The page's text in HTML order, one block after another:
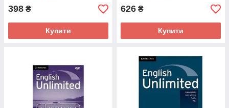
398 ₴
Купити
626 ₴
Купити